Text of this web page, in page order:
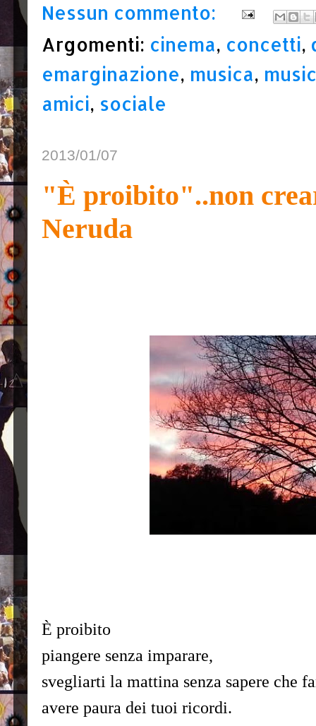
Nessun commento:
Argomenti: cinema, concetti,
emarginazione, musica,
amici, sociale
2013/01/07
"È proibito"..non
Neruda
È proibito
piangere senza imparare,
svegliarti la mattina senza sapere che
avere paura dei tuoi ricordi.